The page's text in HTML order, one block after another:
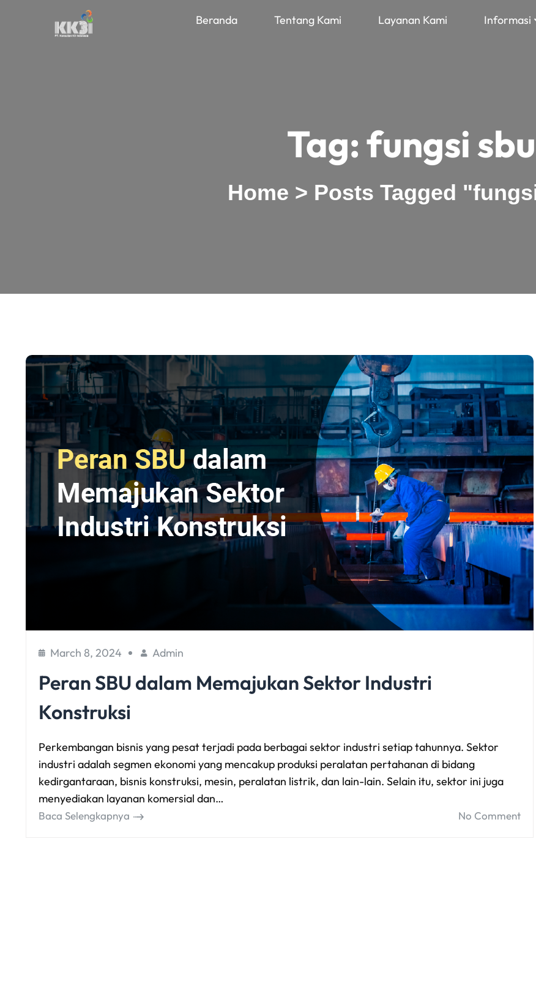
Beranda Tentang Kami Layanan Kami Informasi
Tag:fungsi sbu
Home > Posts Tagged
March 8, 2024 Admin
Peran SBU dalam Memajukan Sektor Industri
Konstruksi
Perkembangan bisnis yang pesat terjadi pada berbagai sektor industri setiap tahunnya. Sektor
industri adalah segmen ekonomi yang mencakup produksi peralatan pertahanan di bidang
kedirgantaraan, bisnis konstruksi, mesin, peralatan listrik, dan lain-lain. Selain itu, sektor ini juga
menyediakan layanan komersial dan…
Baca Selengkapnya No Comment